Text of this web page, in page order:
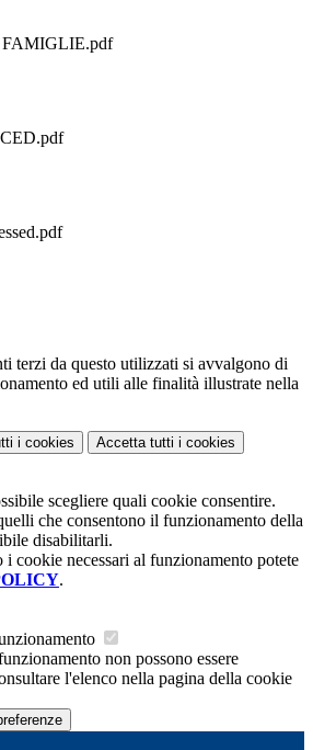
FAMIGLIE.pdf
CED.pdf
terzi da questo utilizzati si avvalgono di
ed utili alle finalità illustrate nella
i cookies Accetta tutti i cookies
scegliere quali cookie consentire.
che consentono il funzionamento della
disabilitarli.
i cookie necessari al funzionamento potete
.
non possono essere
l'elenco nella pagina della cookie